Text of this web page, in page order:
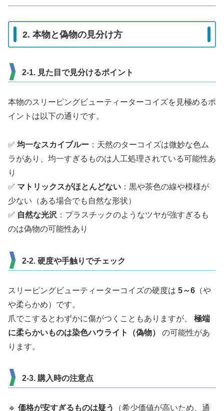
2. 本物と偽物の見分け方
2-1. 見た目で見分けるポイント
本物のスリーピングビューティーターコイズを見極めるポ
イントは以下の通りです。
✅ 均一なスカイブルー ：天然のターコイズは微妙な色ム
ラがあり、均一すぎるものは人工処理されている可能性あ
り
✅ マトリックスがほとんどない ：黒や茶色の線や模様が
少ない（ある場合でも自然な形状）
✅ 自然な光沢 ：プラスチックのようなツヤが強すぎるも
のは偽物の可能性あり
2-2. 硬度や手触りでチェック
スリーピングビューティーターコイズの硬度は 5～6 （や
や柔らかめ）です。
爪でこするとわずかに傷がつくこともありますが、 極端
に柔らかいものは染色ハウライト（偽物）
の可能性があ
ります。
2-3. 購入時の注意点
🔹 価格が安すぎるものは疑う
（希少価値が高いため、通